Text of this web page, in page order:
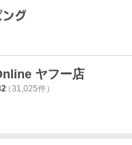
ヤフー店
（31,025件）